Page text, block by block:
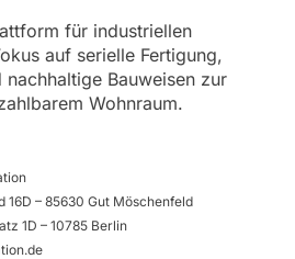
für industriellen
auf serielle Fertigung,
Bauweisen zur
Wohnraum.
– 85630 Gut Möschenfeld
1D – 10785 Berlin